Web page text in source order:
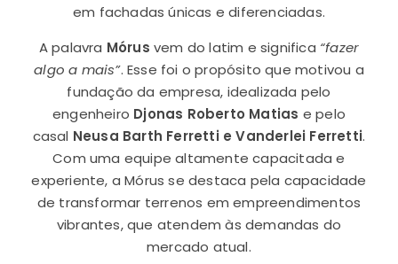
em fachadas únicas e diferenciadas.
A palavra Mórus vem do latim e significa “fazer
algo a mais”. Esse foi o propósito que motivou a
fundação da empresa, idealizada pelo
engenheiro Djonas Roberto Matias e pelo
casal Neusa Barth Ferretti e Vanderlei Ferretti.
Com uma equipe altamente capacitada e
experiente, a Mórus se destaca pela capacidade
de transformar terrenos em empreendimentos
vibrantes, que atendem às demandas do
mercado atual.